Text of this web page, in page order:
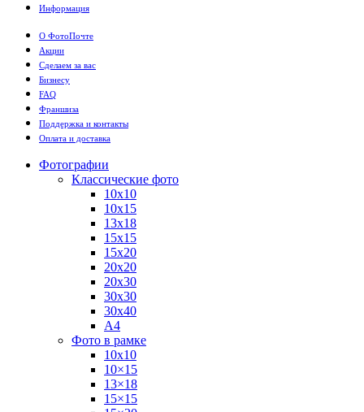
Информация
О ФотоПочте
Акции
Сделаем за вас
Бизнесу
FAQ
Франшиза
Поддержка и контакты
Оплата и доставка
Фотографии
Классические фото
10х10
10х15
13х18
15х15
15х20
20х20
20х30
30х30
30х40
А4
Фото в рамке
10х10
10×15
13×18
15×15